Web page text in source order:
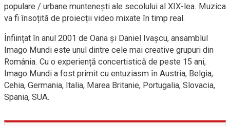
populare / urbane muntenești ale secolului al XIX-lea. Muzica
va fi însoțită de proiecții video mixate în timp real.
Înființat în anul 2001 de Oana și Daniel Ivașcu, ansamblul
Imago Mundi este unul dintre cele mai creative grupuri din
România. Cu o experiență concertistică de peste 15 ani,
Imago Mundi a fost primit cu entuziasm în Austria, Belgia,
Cehia, Germania, Italia, Marea Britanie, Portugalia, Slovacia,
Spania, SUA.